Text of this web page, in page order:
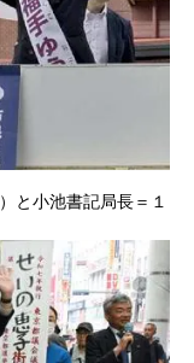
と小池書記局長＝１